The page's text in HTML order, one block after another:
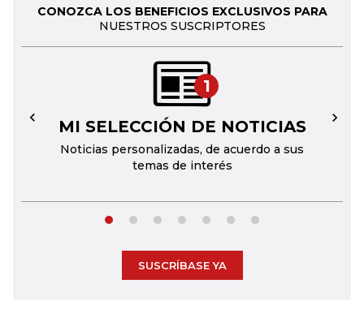
CONOZCA LOS BENEFICIOS EXCLUSIVOS PARA
NUESTROS SUSCRIPTORES
1
MI SELECCIÓN DE NOTICIAS
Noticias personalizadas, de acuerdo a sus
temas de interés
← →
SUSCRÍBASE YA